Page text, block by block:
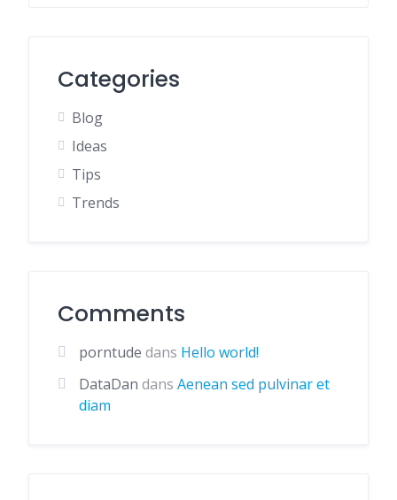
Categories
Blog
Ideas
Tips
Trends
Comments
porntude dans Hello world!
DataDan dans Aenean sed pulvinar et
diam